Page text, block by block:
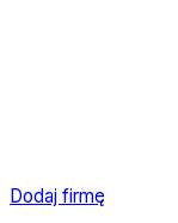
Dodaj firmę